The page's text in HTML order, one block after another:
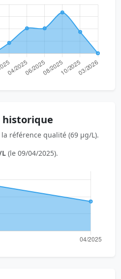
référence qualité (69 µg/L).
L (le 09/04/2025).